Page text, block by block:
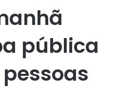
pública